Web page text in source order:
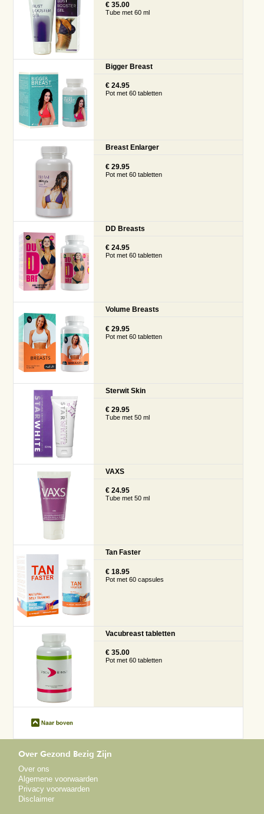
€ 35.00
Tube met 60 ml
Bigger Breast
€ 24.95
Pot met 60 tabletten
Breast Enlarger
€ 29.95
Pot met 60 tabletten
DD Breasts
€ 24.95
Pot met 60 tabletten
Volume Breasts
€ 29.95
Pot met 60 tabletten
Sterwit Skin
€ 29.95
Tube met 50 ml
VAXS
€ 24.95
Tube met 50 ml
Tan Faster
€ 18.95
Pot met 60 capsules
Vacubreast tabletten
€ 35.00
Pot met 60 tabletten
Over Gezond Bezig Zijn
Over ons
Algemene voorwaarden
Privacy voorwaarden
Disclaimer